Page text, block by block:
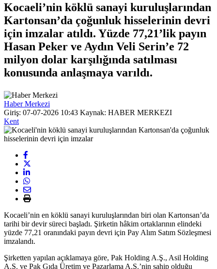
Kocaeli’nin köklü sanayi kuruluşlarından
Kartonsan’da çoğunluk hisselerinin devri
için imzalar atıldı. Yüzde 77,21’lik payın
Hasan Peker ve Aydın Veli Serin’e 72
milyon dolar karşılığında satılması
konusunda anlaşmaya varıldı.
Haber Merkezi
Giriş: 07-07-2026 10:43 Kaynak: HABER MERKEZI
Kent
Kocaeli’nin en köklü sanayi kuruluşlarından biri olan Kartonsan’da
tarihi bir devir süreci başladı. Şirketin hâkim ortaklarının elindeki
yüzde 77,21 oranındaki payın devri için Pay Alım Satım Sözleşmesi
imzalandı.
Şirketten yapılan açıklamaya göre, Pak Holding A.Ş., Asil Holding
A.Ş. ve Pak Gıda Üretim ve Pazarlama A.Ş.’nin sahip olduğu